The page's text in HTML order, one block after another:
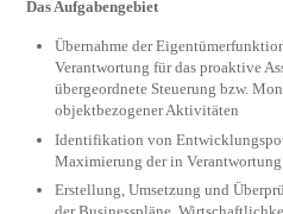
Das Aufgabengebiet
Übernahme der
Verantwortung für das proaktive
übergeordnete Steuerung bzw.
objektbezogener Aktivitäten
Identifikation von
Maximierung der in Verantwortung
Erstellung, Umsetzung und